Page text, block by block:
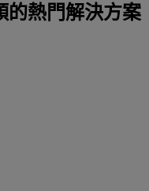
的熱門解決方案